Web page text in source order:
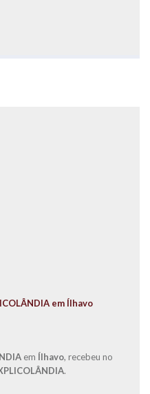
em Ílhavo
em Ílhavo, recebeu no
.